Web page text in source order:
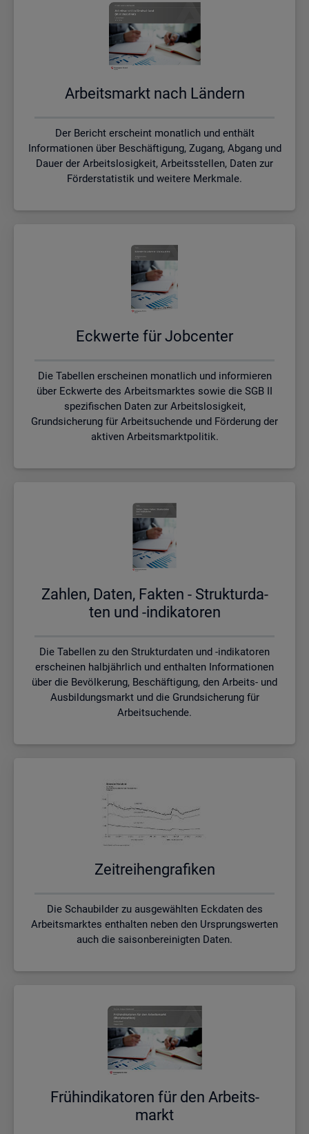
Ar­beits­markt nach Län­dern
Der Bericht erscheint monatlich und enthält
Informationen über Beschäftigung, Zugang, Abgang und
Dauer der Arbeitslosigkeit, Arbeitsstellen, Daten zur
Förderstatistik und weitere Merkmale.
Eck­wer­te für Job­cen­ter
Die Tabellen erscheinen monatlich und informieren
über Eckwerte des Arbeitsmarktes sowie die SGB II
spezifischen Daten zur Arbeitslosigkeit,
Grundsicherung für Arbeitsuchende und Förderung der
aktiven Arbeitsmarktpolitik.
Zah­len, Daten, Fak­ten - Struk­tur­da­
ten und -in­di­ka­to­ren
Die Tabellen zu den Strukturdaten und -indikatoren
erscheinen halbjährlich und enthalten Informationen
über die Bevölkerung, Beschäftigung, den Arbeits- und
Ausbildungsmarkt und die Grundsicherung für
Arbeitsuchende.
Zeit­rei­hen­gra­fi­ken
Die Schaubilder zu ausgewählten Eckdaten des
Arbeitsmarktes enthalten neben den Ursprungswerten
auch die saisonbereinigten Daten.
Früh­in­di­ka­to­ren für den Ar­beits­
markt